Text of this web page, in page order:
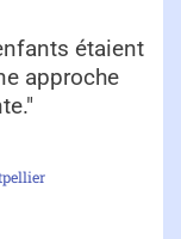
étaient
approche